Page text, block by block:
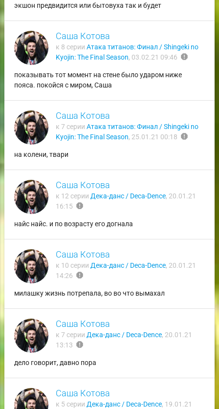
экшон предвидится или бытовуха так и будет
Саша Котова
к 8 серии Атака титанов: Финал / Shingeki no
Kyojin: The Final Season, 03.02.21 09:46 report
показывать тот момент на стене было ударом ниже
пояса. покойся с миром, Саша
Саша Котова
к 7 серии Атака титанов: Финал / Shingeki no
Kyojin: The Final Season, 25.01.21 00:18 report
на колени, твари
Саша Котова
к 12 серии Дека-данс / Deca-Dence, 20.01.21
16:15 report
найс найс. и по возрасту его догнала
Саша Котова
к 10 серии Дека-данс / Deca-Dence, 20.01.21
14:26 report
милашку жизнь потрепала, во во что вымахал
Саша Котова
к 7 серии Дека-данс / Deca-Dence, 20.01.21
13:13 report
дело говорит, давно пора
Саша Котова
к 5 серии Дека-данс / Deca-Dence, 19.01.21